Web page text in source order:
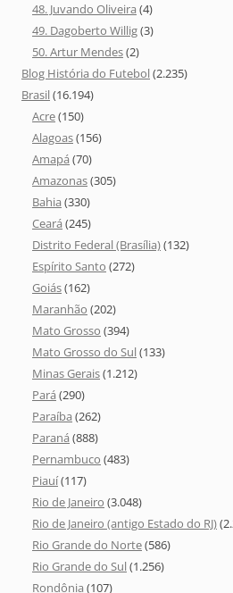
48. Juvando Oliveira (4)
49. Dagoberto Willig(3)
50. Artur Mendes(2)
Blog História do Futebol(2.235)
Brasil(16.194)
Acre(150)
Alagoas(156)
Amapá (70)
Amazonas(305)
Bahia (330)
Ceará (245)
Distrito Federal (Brasília)(132)
Espírito Santo (272)
Goiás(162)
Maranhão (202)
Mato Grosso (394)
Mato Grosso do Sul(133)
Minas Gerais(1.212)
Pará (290)
Paraíba (262)
Paraná (888)
Pernambuco (483)
Piauí(117)
Rio de Janeiro (3.048)
Rio de Janeiro (antigo Estado do RJ)
Rio Grande do Norte(586)
Rio Grande do Sul(1.256)
Rondônia (107)